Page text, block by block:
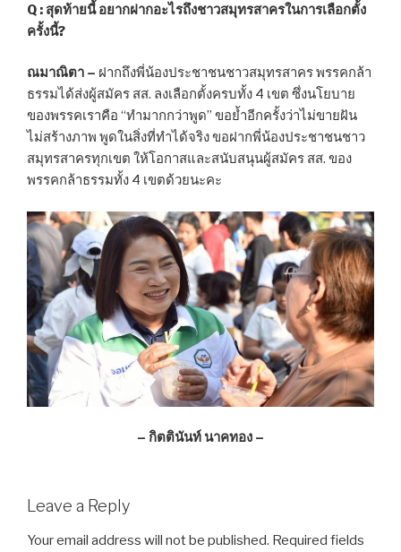
Q : สุดท้ายนี้ อยากฝากอะไรถึงชาวสมุทรสาครในการเลือกตั้ง
ครั้งนี้?
ณมาณิตา – ฝากถึงพี่น้องประชาชนชาวสมุทรสาคร พรรคกล้า
ธรรมได้ส่งผู้สมัคร สส. ลงเลือกตั้งครบทั้ง 4 เขต ซึ่งนโยบาย
ของพรรคเราคือ “ทำมากกว่าพูด” ขอย้ำอีกครั้งว่าไม่ขายฝัน
ไม่สร้างภาพ พูดในสิ่งที่ทำได้จริง ขอฝากพี่น้องประชาชนชาว
สมุทรสาครทุกเขต ให้โอกาสและสนับสนุนผู้สมัคร สส. ของ
พรรคกล้าธรรมทั้ง 4 เขตด้วยนะคะ
– กิตตินันท์ นาคทอง –
Leave a Reply
Your email address will not be published. Required fields